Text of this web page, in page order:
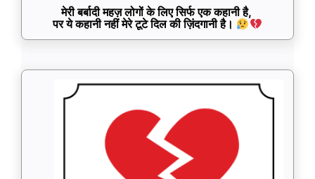
मेरी बर्बादी महज़ लोगों के लिए सिर्फ एक कहानी है,
पर ये कहानी नहीं मेरे टूटे दिल की ज़िंदगानी है।